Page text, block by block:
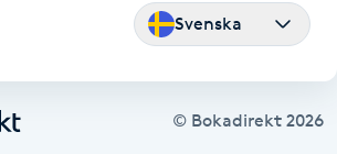
Svenska
© Bokadirekt 2026